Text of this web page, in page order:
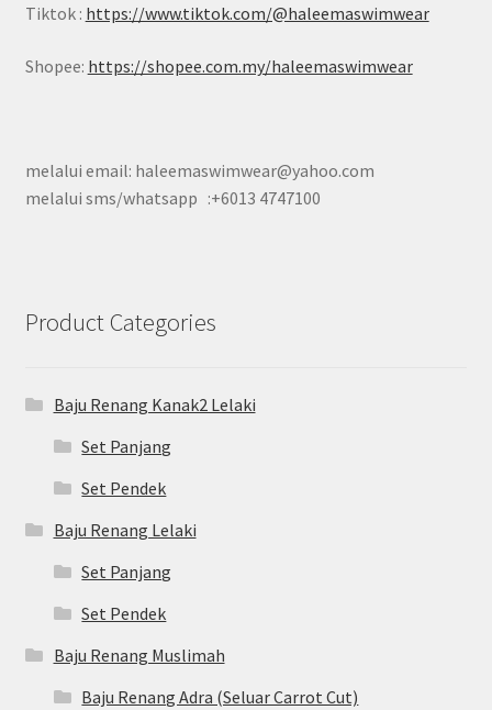
Tiktok : https://www.tiktok.com/@haleemaswimwear
Shopee: https://shopee.com.my/haleemaswimwear
melalui email: haleemaswimwear@yahoo.com
melalui sms/whatsapp :+6013 4747100
Product Categories
Baju Renang Kanak2 Lelaki
Set Panjang
Set Pendek
Baju Renang Lelaki
Set Panjang
Set Pendek
Baju Renang Muslimah
Baju Renang Adra (Seluar Carrot Cut)